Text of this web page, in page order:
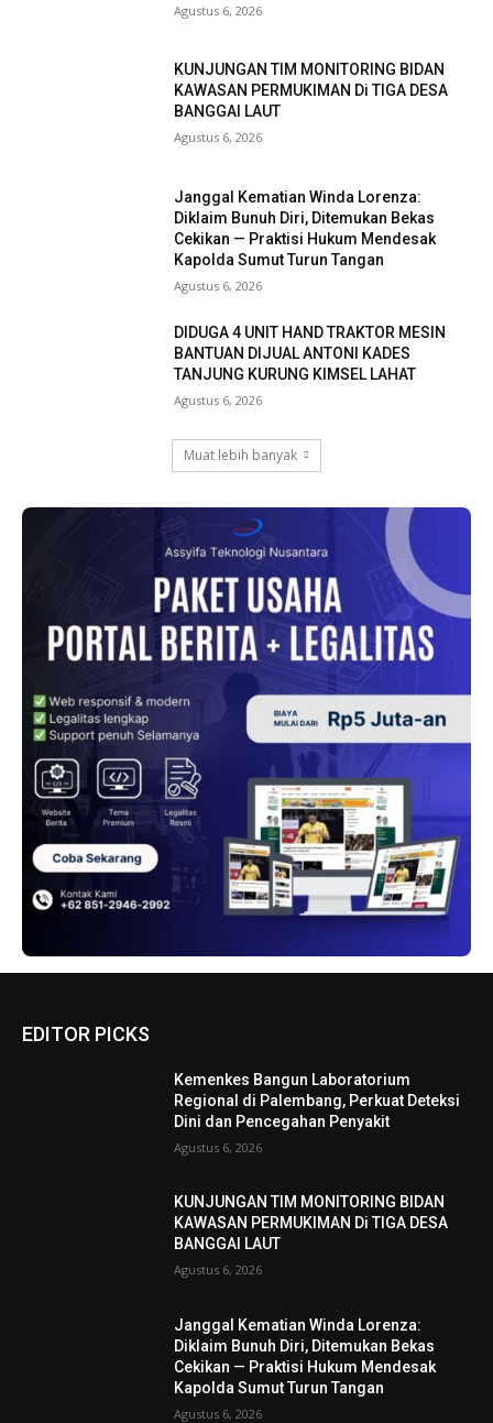
Agustus 6, 2026
KUNJUNGAN TIM MONITORING BIDAN
KAWASAN PERMUKIMAN Di TIGA DESA
BANGGAI LAUT
Agustus 6, 2026
Janggal Kematian Winda Lorenza:
Diklaim Bunuh Diri, Ditemukan Bekas
Cekikan — Praktisi Hukum Mendesak
Kapolda Sumut Turun Tangan
Agustus 6, 2026
DIDUGA 4 UNIT HAND TRAKTOR MESIN
BANTUAN DIJUAL ANTONI KADES
TANJUNG KURUNG KIMSEL LAHAT
Agustus 6, 2026
Muat lebih banyak
EDITOR PICKS
Kemenkes Bangun Laboratorium
Regional di Palembang, Perkuat Deteksi
Dini dan Pencegahan Penyakit
Agustus 6, 2026
KUNJUNGAN TIM MONITORING BIDAN
KAWASAN PERMUKIMAN Di TIGA DESA
BANGGAI LAUT
Agustus 6, 2026
Janggal Kematian Winda Lorenza:
Diklaim Bunuh Diri, Ditemukan Bekas
Cekikan — Praktisi Hukum Mendesak
Kapolda Sumut Turun Tangan
Agustus 6, 2026